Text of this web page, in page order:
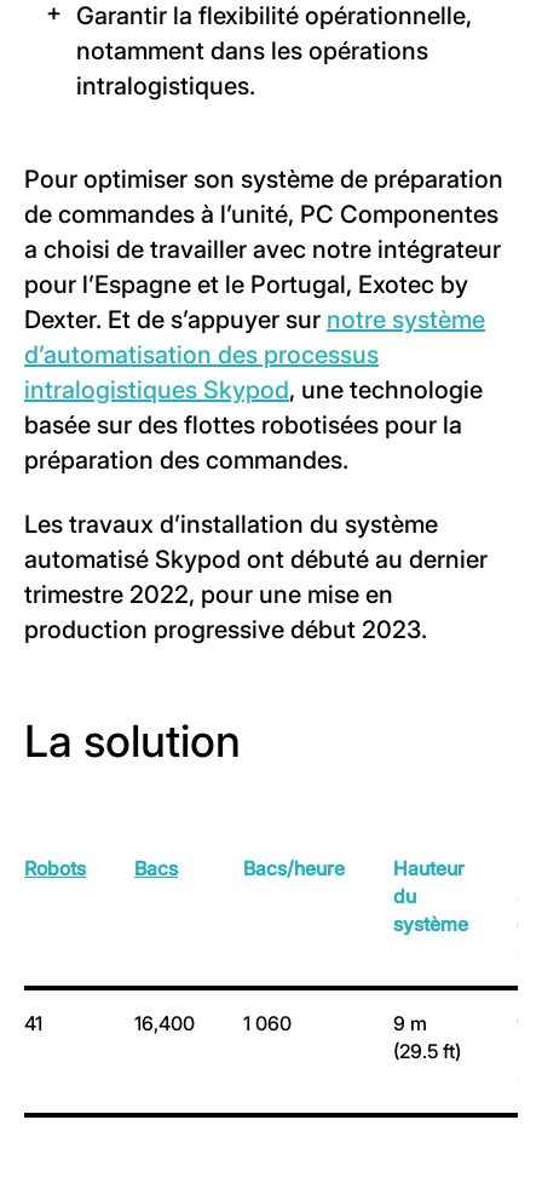
Garantir la flexibilité opérationnelle,
notamment dans les opérations
intralogistiques.
Pour optimiser son système de préparation
de commandes à l’unité, PC Componentes
a choisi de travailler avec notre intégrateur
pour l’Espagne et le Portugal, Exotec by
Dexter. Et de s’appuyer sur notre système
d’automatisation des processus
intralogistiques Skypod, une technologie
basée sur des flottes robotisées pour la
préparation des commandes.
Les travaux d’installation du système
automatisé Skypod ont débuté au dernier
trimestre 2022, pour une mise en
production progressive début 2023.
La solution
Robots Bacs Bacs/heure
Hauteur
du
système
du
41 16,400 1 060
9 m
(29.5 ft)